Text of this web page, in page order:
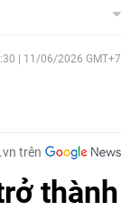
| 11/06/2026 GMT+7
trên
thành